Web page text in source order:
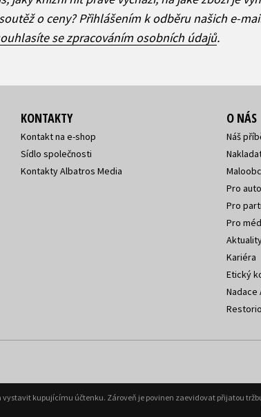
o ceny? Přihlášením k odběru našich e-
se zpracováním osobních údajů.
KONTAKTY
Kontakt na e-shop
Sídlo společnosti
Kontakty Albatros Media
O NÁS
Náš
Pro
Pro
Pro
Kariéra
Etický
Nadace
kupujícímu účtenku. Zároveň je povinen zaevidovat přijatou